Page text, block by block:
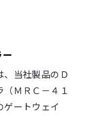
当社製品のＤ
ＭＲＣ－４１
ゲートウェイ